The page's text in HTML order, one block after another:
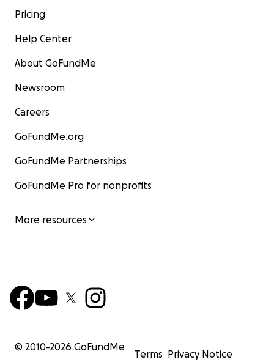
Pricing
Help Center
About GoFundMe
Newsroom
Careers
GoFundMe.org
GoFundMe Partnerships
GoFundMe Pro for nonprofits
More resources
© 2010-2026 GoFundMe
Terms Privacy Notice